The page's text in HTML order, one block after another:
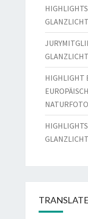
HIGHLIGHT
TRANSLATE